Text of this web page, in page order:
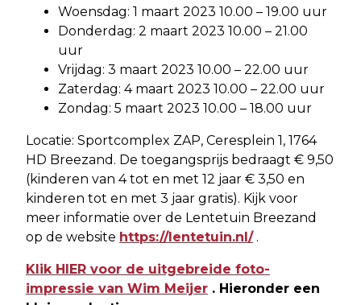
Woensdag: 1 maart 2023 10.00 – 19.00 uur
Donderdag: 2 maart 2023 10.00 – 21.00
uur
Vrijdag: 3 maart 2023 10.00 – 22.00 uur
Zaterdag: 4 maart 2023 10.00 – 22.00 uur
Zondag: 5 maart 2023 10.00 – 18.00 uur
Locatie: Sportcomplex ZAP, Ceresplein 1, 1764
HD Breezand. De toegangsprijs bedraagt € 9,50
(kinderen van 4 tot en met 12 jaar € 3,50 en
kinderen tot en met 3 jaar gratis). Kijk voor
meer informatie over de Lentetuin Breezand
op de website https://lentetuin.nl/.
Klik HIER voor de uitgebreide foto-
impressie van Wim Meijer . Hieronder een